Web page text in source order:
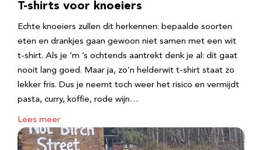
T-shirts voor knoeiers
Echte knoeiers zullen dit herkennen: bepaalde soorten
eten en drankjes gaan gewoon niet samen met een wit
t-shirt. Als je ‘m ’s ochtends aantrekt denk je al: dit gaat
nooit lang goed. Maar ja, zo’n helderwit t-shirt staat zo
lekker fris. Dus je neemt toch weer het risico en vermijdt
pasta, curry, koffie, rode wijn…
Lees meer